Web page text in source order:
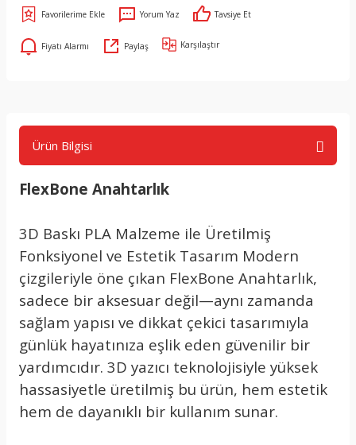
Yorum Yaz Tavsiye Et
Fiyatı Alarmı Paylaş Karşılaştır
Ürün Bilgisi
FlexBone Anahtarlık
3D Baskı PLA Malzeme ile Üretilmiş
Fonksiyonel ve Estetik Tasarım Modern
çizgileriyle öne çıkan FlexBone Anahtarlık,
sadece bir aksesuar değil—aynı zamanda
sağlam yapısı ve dikkat çekici tasarımıyla
günlük hayatınıza eşlik eden güvenilir bir
yardımcıdır. 3D yazıcı teknolojisiyle yüksek
hassasiyetle üretilmiş bu ürün, hem estetik
hem de dayanıklı bir kullanım sunar.